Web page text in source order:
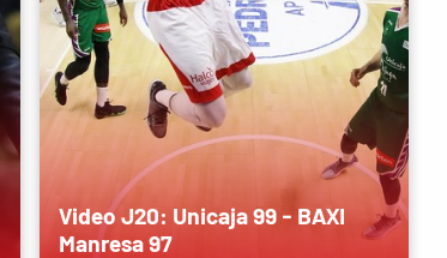
Video J20: Unicaja 99 - BAXI
Manresa 97